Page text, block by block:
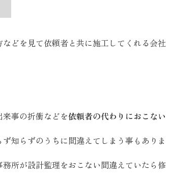
どを見て依頼者と共に施工してくれる会社
事の折衝などを依頼者の代わりにおこない
知らずのうちに間違えてしまう事もありま
所が設計監理をおこない間違えていたら修